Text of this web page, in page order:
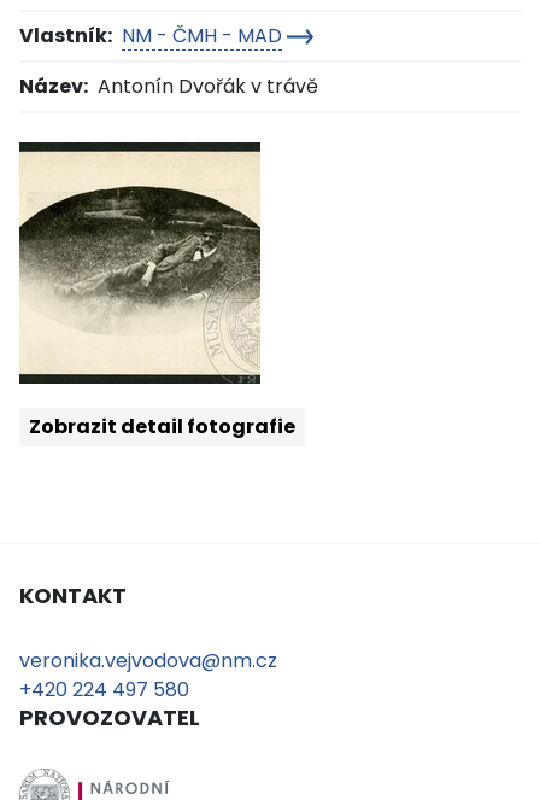
Vlastník: NM - ČMH - MAD
Název: Antonín Dvořák v trávě
Zobrazit detail fotografie
KONTAKT
veronika.vejvodova@nm.cz
+420 224 497 580
PROVOZOVATEL